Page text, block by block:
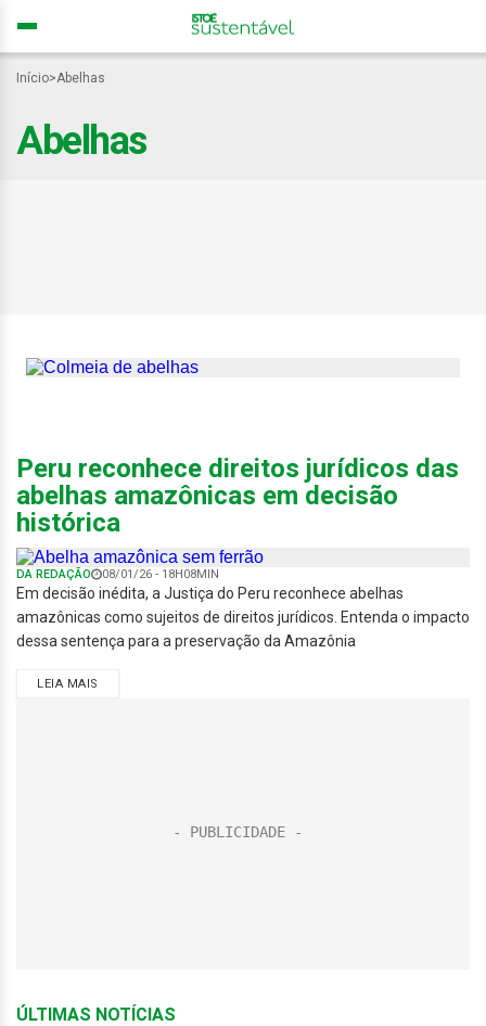
Início>Abelhas
Abelhas
Peru reconhece direitos jurídicos das
abelhas amazônicas em decisão
histórica
DA REDAÇÃO 08/01/26 - 18H08MIN
Em decisão inédita, a Justiça do Peru reconhece abelhas
amazônicas como sujeitos de direitos jurídicos. Entenda o impacto
dessa sentença para a preservação da Amazônia
LEIA MAIS